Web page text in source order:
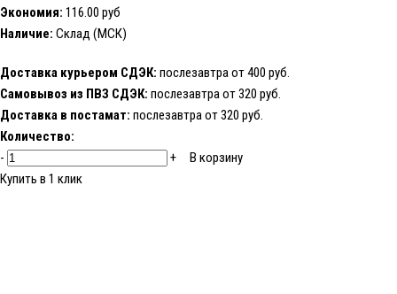
Экономия: 116.00 руб
Наличие: Склад (МСК)
Доставка курьером СДЭК: послезавтра от 400 руб.
Самовывоз из ПВЗ СДЭК: послезавтра от 320 руб.
Доставка в постамат: послезавтра от 320 руб.
Количество:
-
+
В корзину
Купить в 1 клик